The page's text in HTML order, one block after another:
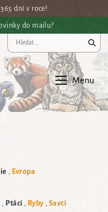
dní v roce!
do mailu?
Menu
Evropa
Ptáci Ryby Savci